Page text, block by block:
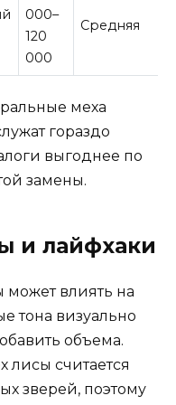
000–
120
000
Средняя
меха
гораздо
выгоднее по
замены.
и лайфхаки
может влиять на
тона визуально
объема.
лисы считается
зверей, поэтому